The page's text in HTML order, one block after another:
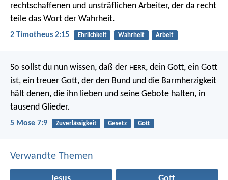
rechtschaffenen und unsträflichen Arbeiter, der da recht
teile das Wort der Wahrheit.
2 Timotheus 2:15 Ehrlichkeit Wahrheit Arbeit
So sollst du nun wissen, daß der HERR, dein Gott, ein Gott
ist, ein treuer Gott, der den Bund und die Barmherzigkeit
hält denen, die ihn lieben und seine Gebote halten, in
tausend Glieder.
5 Mose 7:9 Zuverlässigkeit Gesetz Gott
Verwandte Themen